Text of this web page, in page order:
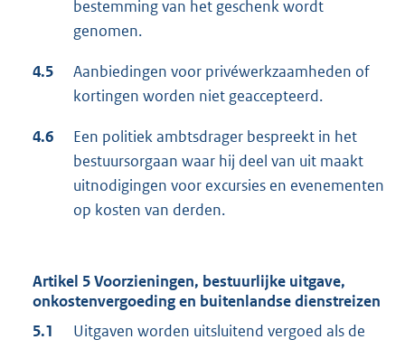
bestemming van het geschenk wordt
genomen.
4.5
Aanbiedingen voor privéwerkzaamheden of
kortingen worden niet geaccepteerd.
4.6
Een politiek ambtsdrager bespreekt in het
bestuursorgaan waar hij deel van uit maakt
uitnodigingen voor excursies en evenementen
op kosten van derden.
Artikel 5 Voorzieningen, bestuurlijke uitgave,
onkostenvergoeding en buitenlandse dienstreizen
5.1
Uitgaven worden uitsluitend vergoed als de